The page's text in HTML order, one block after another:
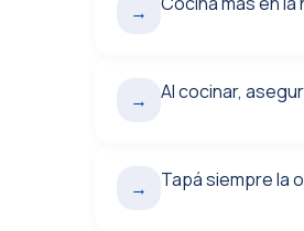
→
→ Al cocinar,
→ Tapá siempre la